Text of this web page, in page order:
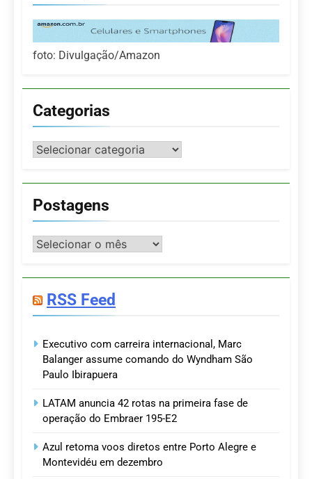
foto: Divulgação/Amazon
Categorias
Categorias
Postagens
Postagens
RSS Feed
Executivo com carreira internacional, Marc
Balanger assume comando do Wyndham São
Paulo Ibirapuera
LATAM anuncia 42 rotas na primeira fase de
operação do Embraer 195-E2
Azul retoma voos diretos entre Porto Alegre e
Montevidéu em dezembro